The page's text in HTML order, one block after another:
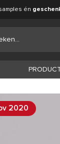
én
2020